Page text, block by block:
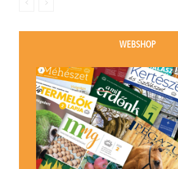
WEBSHOP